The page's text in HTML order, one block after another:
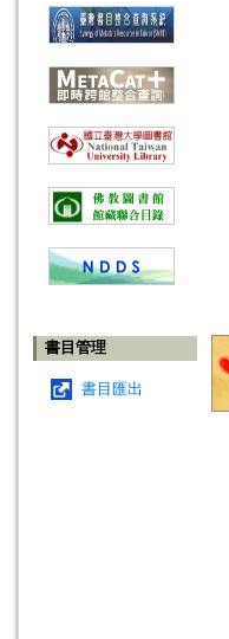
書目管理
書目匯出